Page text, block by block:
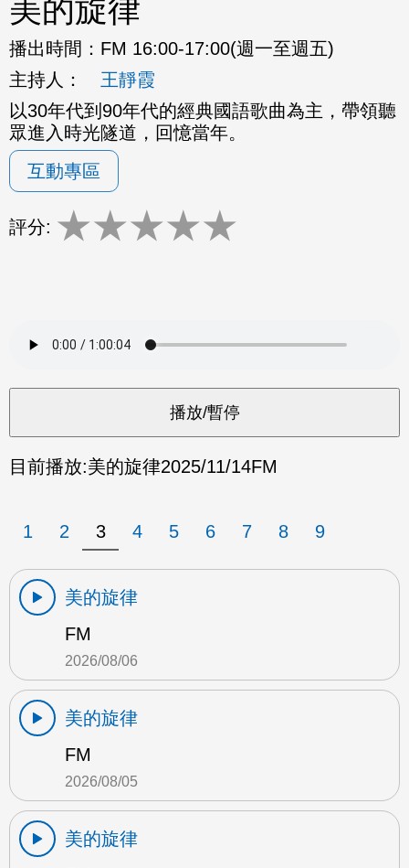
美的旋律
播出時間： FM 16:00-17:00(週一至週五)
主持人：
王靜霞
以30年代到90年代的經典國語歌曲為主，帶領聽
眾進入時光隧道，回憶當年。
互動專區
評分: ★★★★★
目前播放:美的旋律2025/11/14FM
1 2 3 4 5 6 7 8 9
美的旋律
FM
2026/08/06
美的旋律
FM
2026/08/05
美的旋律